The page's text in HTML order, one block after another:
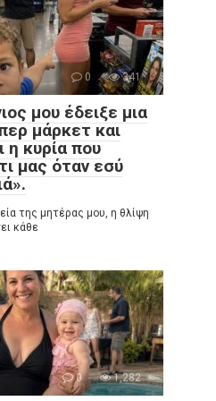
0 341
μου έδειξε μια
μάρκετ και
η κυρία που
μας όταν εσύ
της μητέρας μου, η θλίψη
κάθε
0 1,282